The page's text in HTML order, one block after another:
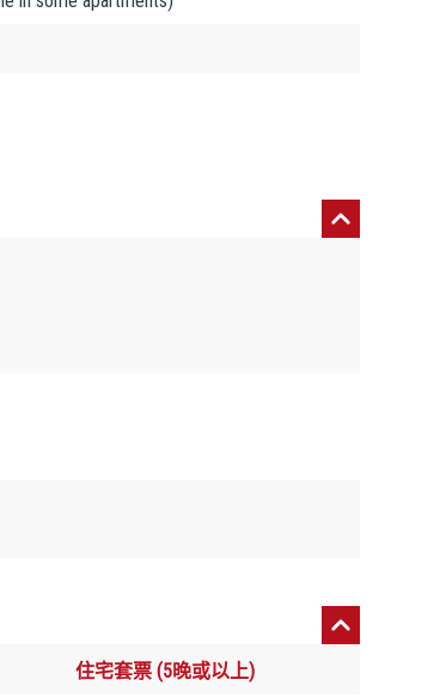
住宅套票 (5晚或以上)